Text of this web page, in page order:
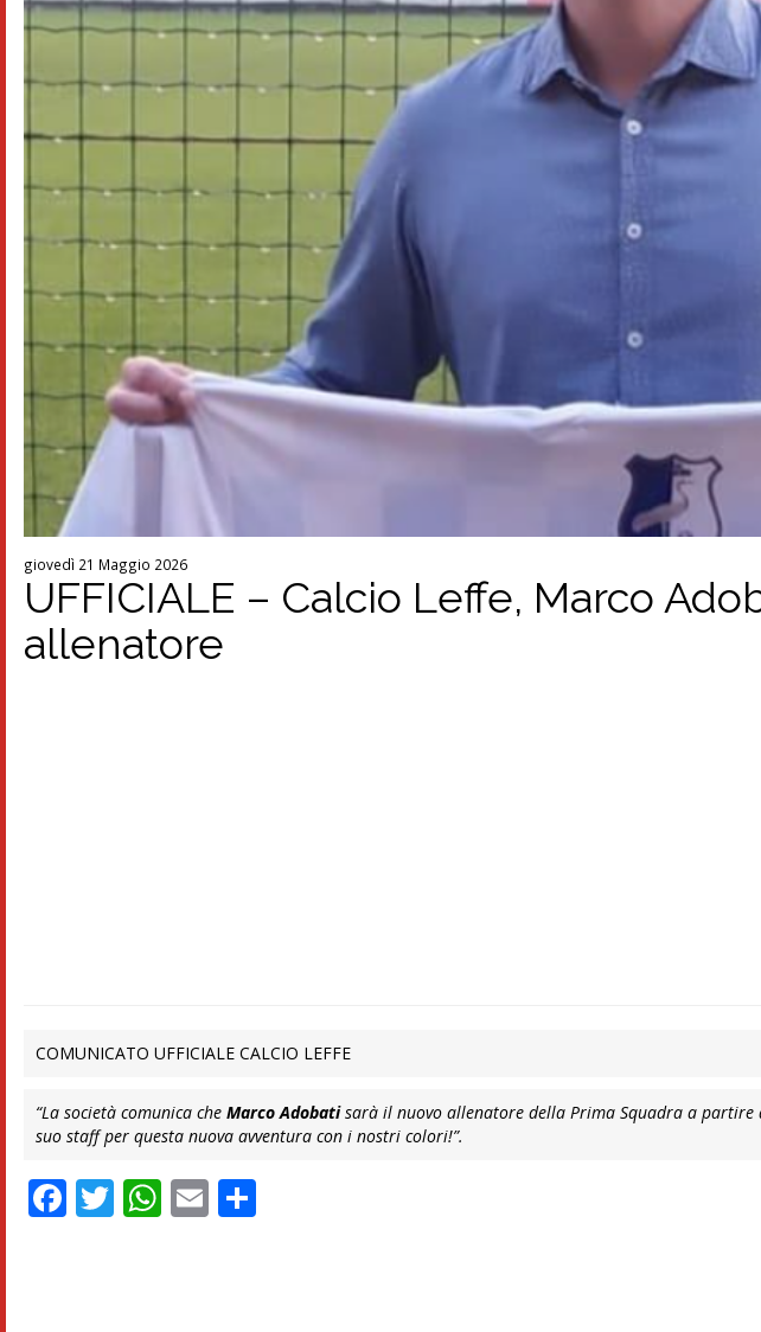
giovedì 21 Maggio 2026
UFFICIALE – Calcio Leffe, Marco
allenatore
COMUNICATO UFFICIALE CALCIO LEFFE
“La società comunica cheMarco Adobatisarà il nuovo allenatore della Prima Squadra a
suo staff per questa nuova avventura con i nostri colori!”.
Facebook
Twitter
WhatsApp
Email